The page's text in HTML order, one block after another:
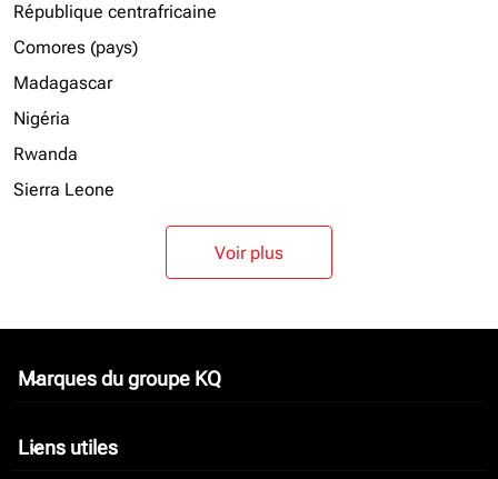
République centrafricaine
Comores (pays)
Madagascar
Nigéria
Rwanda
Sierra Leone
Voir plus
Marques du groupe KQ
keyboard_arrow_down
Liens utiles
keyboard_arrow_down